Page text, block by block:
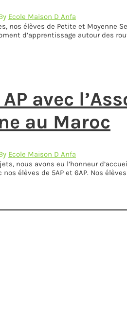
Ecole Maison D Anfa
nos élèves de Petite et Moyenne
d’apprentissage autour des
avec
au Maroc
Ecole Maison D Anfa
nous avons eu l’honneur
élèves de 5AP et 6AP. Nos